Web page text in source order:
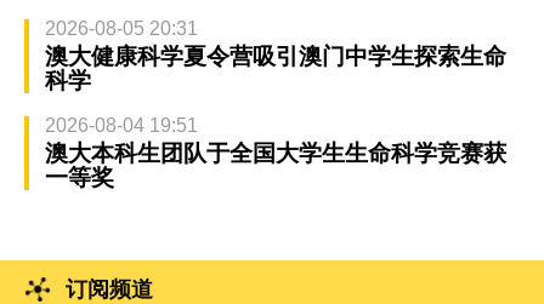
2026-08-05 20:31
澳大健康科学夏令营吸引澳门中学生探索生命
科学
2026-08-04 19:51
澳大本科生团队于全国大学生生命科学竞赛获
一等奖
订阅频道